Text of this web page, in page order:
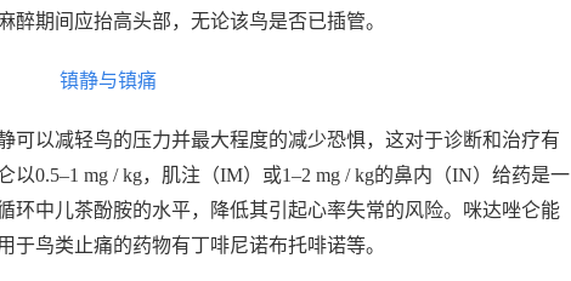
期间应抬高头部，无论该鸟是否已插管。
镇静与镇痛
可以减轻鸟的压力并最大程度的减少恐惧，这对于诊断和治疗有
0.5–1 mg / kg，肌注（IM）或1–2 mg / kg的鼻内（IN）给药是一
环中儿茶酚胺的水平，降低其引起心率失常的风险。咪达唑仑能
鸟类止痛的药物有丁啡尼诺布托啡诺等。